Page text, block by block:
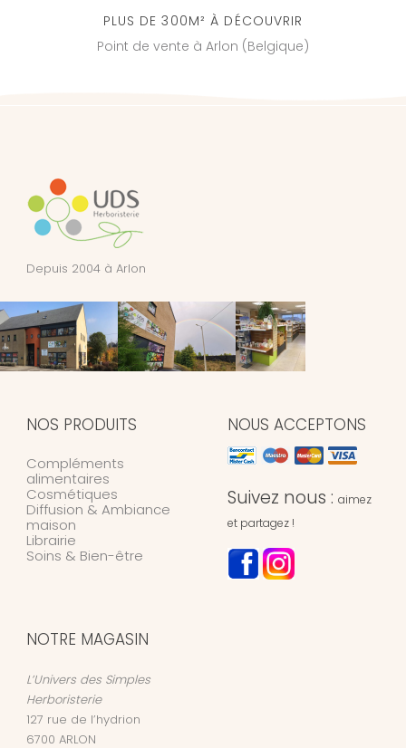
PLUS DE 300M² À DÉCOUVRIR
Point de vente à Arlon (Belgique)
Depuis 2004 à Arlon
NOS PRODUITS
Compléments
alimentaires
Cosmétiques
Diffusion & Ambiance
maison
Librairie
Soins & Bien-être
NOUS ACCEPTONS
Suivez nous : aimez
et partagez !
NOTRE MAGASIN
L’Univers des Simples
Herboristerie
127 rue de l’hydrion
6700 ARLON